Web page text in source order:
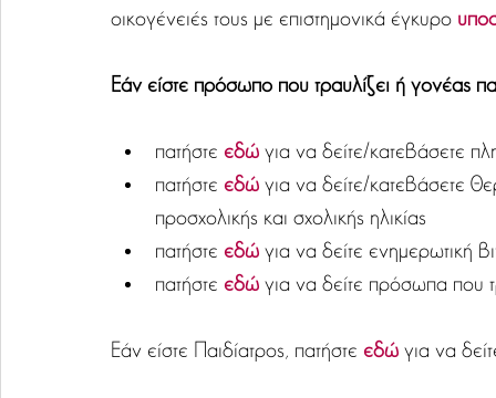
οικογένειές τους με επιστημονικά έγκυρο
Εάν είστε πρόσωπο που τραυλίζει ή γονέας
πατήστε εδώ για να δείτε/κατεβάσετε
πατήστε εδώ για να δείτε/κατεβάσετε
προσχολικής και σχολικής ηλικίας
πατήστε εδώ για να δείτε ενημερωτική
πατήστε εδώ για να δείτε πρόσωπα που
Εάν είστε Παιδίατρος, πατήστε εδώ για να